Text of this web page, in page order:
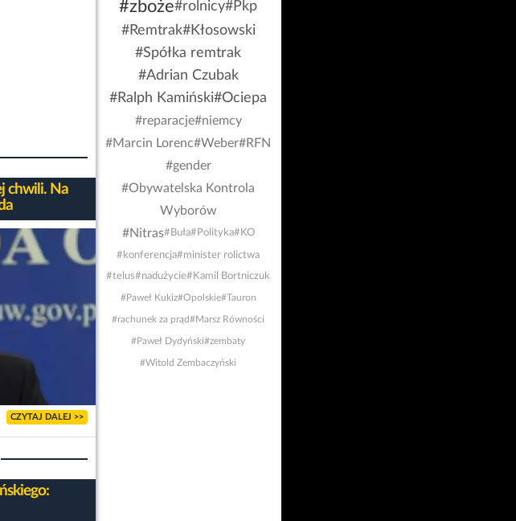
chwili. Na
CZYTAJ DALEJ >>
#zboże#rolnicy#Pkp
#Remtrak#Kłosowski
#Spółka remtrak
#Adrian Czubak
#Ralph Kamiński#Ociepa
#reparacje#niemcy
#Marcin Lorenc#Weber#RFN
#gender
#Obywatelska Kontrola
Wyborów
#Nitras#Buła#Polityka#KO
#konferencja#minister rolictwa
#telus#nadużycie#Kamil Bortniczuk
#Paweł Kukiz#Opolskie#Tauron
#rachunek za prąd#Marsz Równości
#Paweł Dydyński#zembaty
#Witold Zembaczyński